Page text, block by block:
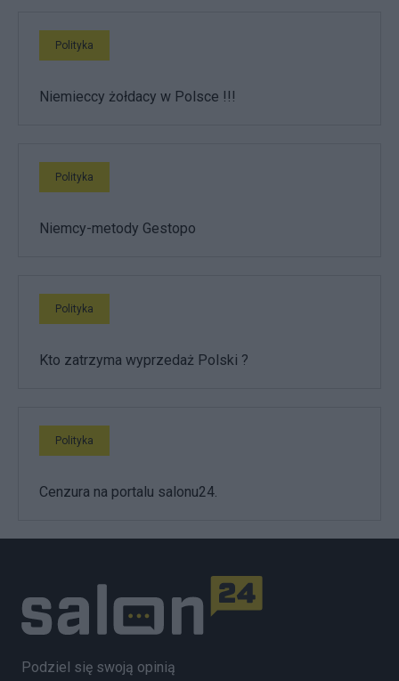
Polityka
Niemieccy żołdacy w Polsce !!!
Polityka
Niemcy-metody Gestopo
Polityka
Kto zatrzyma wyprzedaż Polski ?
Polityka
Cenzura na portalu salonu24.
Podziel się swoją opinią